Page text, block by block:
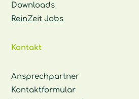
Downloads
ReinZeit Jobs
Kontakt
Ansprechpartner
Kontaktformular